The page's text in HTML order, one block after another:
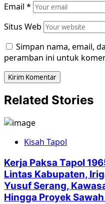
Email *
Situs Web
Simpan nama, email,
peramban ini untuk
Related Stories
Kisah Tapol
Kerja Paksa Tapol
Lintas Kabupaten,
Yusuf Serang,
Hingga Proyek